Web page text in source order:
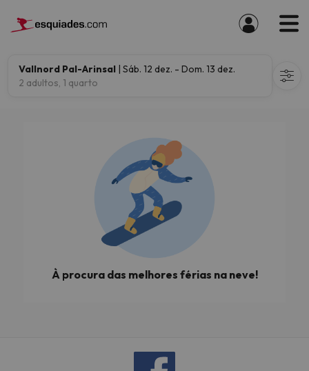
Vallnord Pal-Arinsal | Sáb. 12 dez. - Dom. 13 dez.
2 adultos, 1 quarto
À procura das melhores férias na neve!